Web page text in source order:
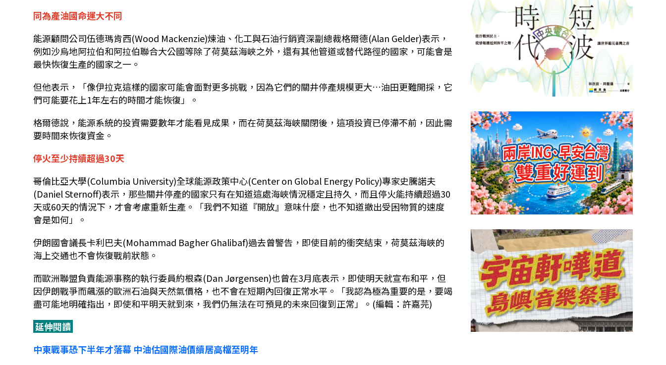
同為產油國命運大不同
能源顧問公司伍德瑪肯西(Wood Mackenzie)煉油、化工與石油行銷資深副總裁格爾德(Alan Gelder)表示，
例如沙烏地阿拉伯和阿拉伯聯合大公國等除了荷莫茲海峽之外，還有其他管道或替代路徑的國家，可能會是
最快恢復生產的國家之一。
但他表示，「像伊拉克這樣的國家可能會面對更多挑戰，因為它們的關井停產規模更大…油田更難開採，它
們可能要花上1年左右的時間才能恢復」。
格爾德說，能源系統的投資需要數年才能看見成果，而在荷莫茲海峽關閉後，這項投資已停滯不前，因此需
要時間來恢復資金。
停火至少持續超過30天
哥倫比亞大學(Columbia University)全球能源政策中心(Center on Global Energy Policy)專家史騰諾夫
(Daniel Sternoff)表示，那些關井停產的國家只有在知道這處海峽情況穩定且持久，而且停火能持續超過30
天或60天的情況下，才會考慮重新生產。「我們不知道『開放』意味什麼，也不知道撤出受困物質的速度
會是如何」。
伊朗國會議長卡利巴夫(Mohammad Bagher Ghalibaf)過去曾警告，即使目前的衝突結束，荷莫茲海峽的
海上交通也不會恢復戰前狀態。
而歐洲聯盟負責能源事務的執行委員約根森(Dan Jørgensen)也曾在3月底表示，即使明天就宣布和平，但
因伊朗戰爭而飆漲的歐洲石油與天然氣價格，也不會在短期內回復正常水平。「我認為極為重要的是，要竭
盡可能地明確指出，即使和平明天就到來，我們仍無法在可預見的未來回復到正常」。(編輯：許嘉芫)
延伸閱讀
中東戰事恐下半年才落幕 中油估國際油價續居高檔至明年